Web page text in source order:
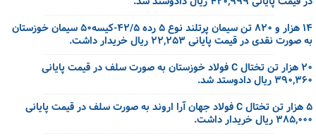
۱۴ هزار و ۸۲۰ تن سیمان پرتلند نوع ۵ رده ۴۲/۵-کیسه۵۰ سیمان خوزستان
به صورت نقدی در قیمت پایانی ۲۲,۲۵۳ ریال خریدار داشت.
۲۰ هزار تن تختال C فولاد خوزستان به صورت سلف در قیمت پایانی
۳۹۰,۳۶۰ ریال دادوستد شد.
۵ هزار تن تختال C فولاد جهان آرا اروند به صورت سلف در قیمت پایانی
۳۸۵,۰۰۰ ریال خریدار داشت.